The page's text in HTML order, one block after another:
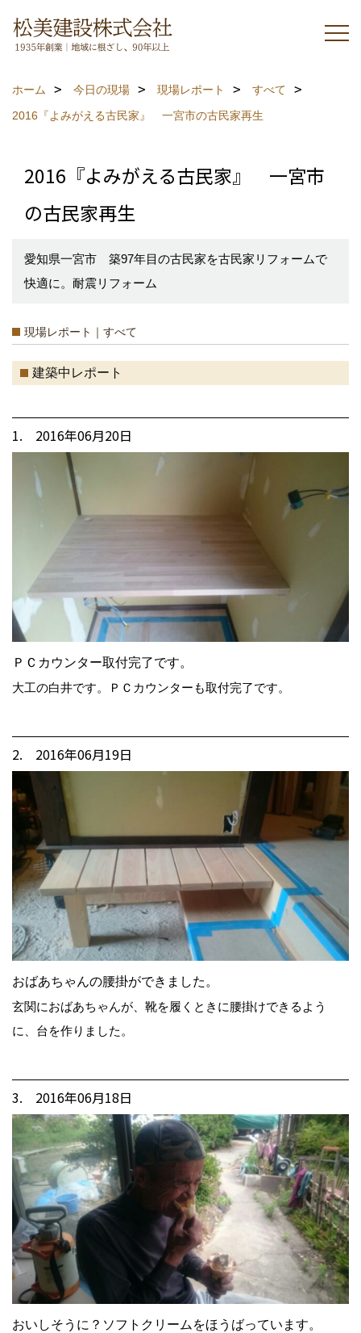
ホーム 今日の現場 現場レポート
すべて
2016『よみがえる古民家』 一宮市の古民家再生
2016『よみがえる古民家』 一宮市
の古民家再生
愛知県一宮市 築97年目の古民家を古民家リフォームで
快適に。耐震リフォーム
現場レポート｜すべて
建築中レポート
1. 2016年06月20日
ＰＣカウンター取付完了です。
大工の白井です。ＰＣカウンターも取付完了です。
2. 2016年06月19日
おばあちゃんの腰掛ができました。
玄関におばあちゃんが、靴を履くときに腰掛けできるよう
に、台を作りました。
3. 2016年06月18日
おいしそうに？ソフトクリームをほうばっています。